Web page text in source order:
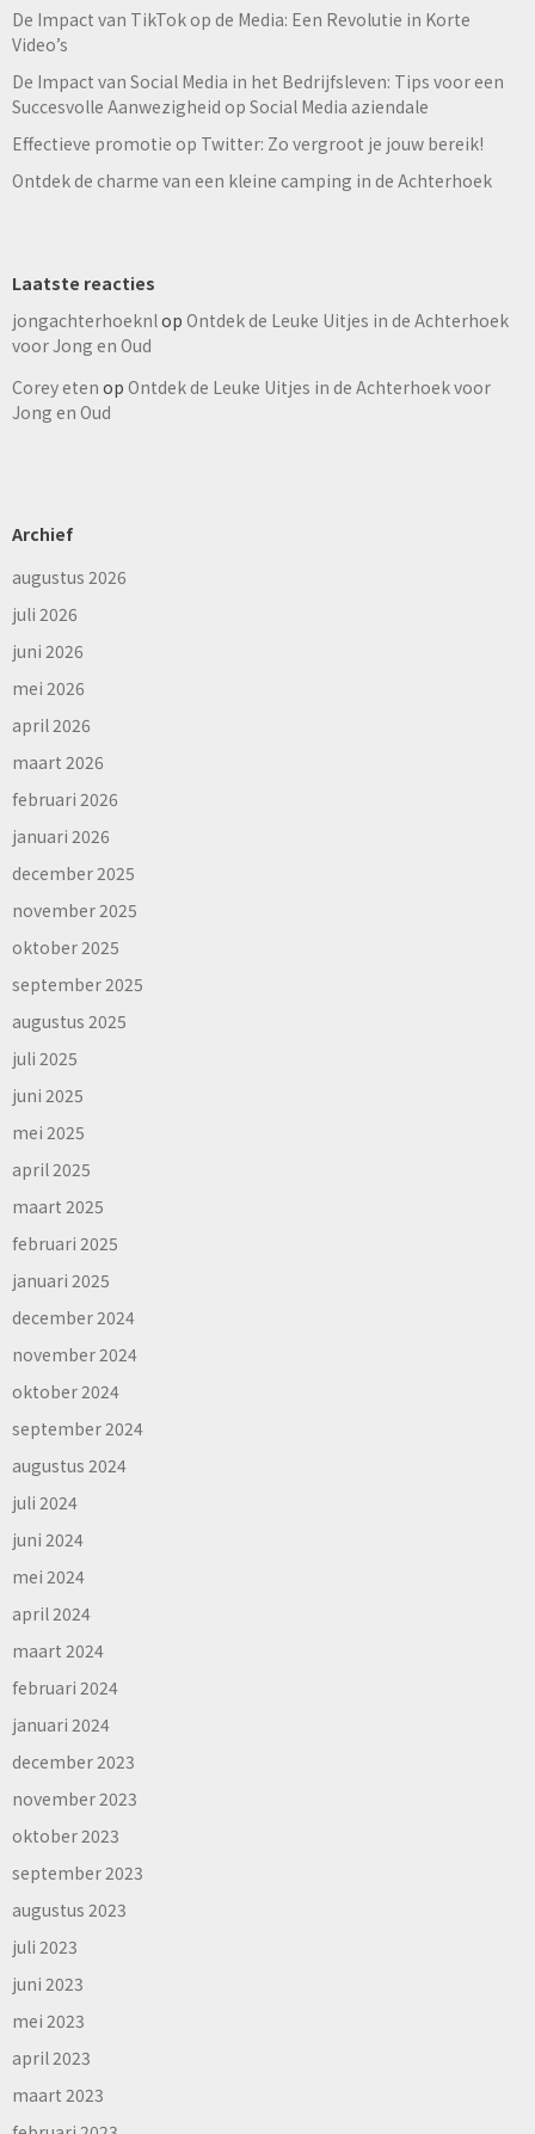
De Impact van TikTok op de Media: Een Revolutie in Korte
Video’s
De Impact van Social Media in het Bedrijfsleven: Tips voor een
Succesvolle Aanwezigheid op Social Media aziendale
Effectieve promotie op Twitter: Zo vergroot je jouw bereik!
Ontdek de charme van een kleine camping in de Achterhoek
Laatste reacties
jongachterhoeknl op Ontdek de Leuke Uitjes in de Achterhoek
voor Jong en Oud
Corey eten op Ontdek de Leuke Uitjes in de Achterhoek voor
Jong en Oud
Archief
augustus 2026
juli 2026
juni 2026
mei 2026
april 2026
maart 2026
februari 2026
januari 2026
december 2025
november 2025
oktober 2025
september 2025
augustus 2025
juli 2025
juni 2025
mei 2025
april 2025
maart 2025
februari 2025
januari 2025
december 2024
november 2024
oktober 2024
september 2024
augustus 2024
juli 2024
juni 2024
mei 2024
april 2024
maart 2024
februari 2024
januari 2024
december 2023
november 2023
oktober 2023
september 2023
augustus 2023
juli 2023
juni 2023
mei 2023
april 2023
maart 2023